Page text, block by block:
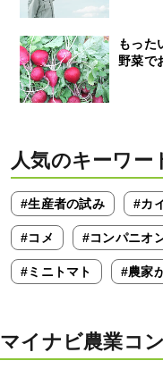
もった
野菜で
人気のキーワー
#生産者の試み #カ
#コメ #コンパニオ
#ミニトマト #農家
マイナビ農業コ